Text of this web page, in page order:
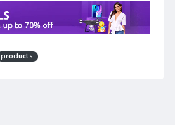
products